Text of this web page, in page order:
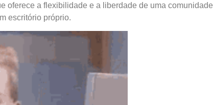
oferece a flexibilidade e a liberdade de uma comunidade
escritório próprio.